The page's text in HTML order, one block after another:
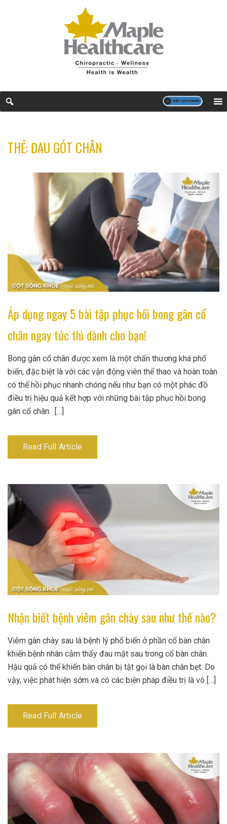
THẺ:ĐAU GÓT CHÂN
Áp dụng ngay 5 bài tập phục hồi bong gân cổ
chân ngay tức thì dành cho bạn!
Bong gân cổ chân được xem là một chấn thương khá phổ
biến, đặc biệt là với các vận động viên thể thao và hoàn toàn
có thể hồi phục nhanh chóng nếu như bạn có một phác đồ
điều trị hiệu quả kết hợp với những bài tập phục hồi bong
gân cổ chân. […]
Read Full Article
Nhận biết bệnh viêm gân chày sau như thế nào?
Viêm gân chày sau là bệnh lý phổ biến ở phần cổ bàn chân
khiến bệnh nhân cảm thấy đau mặt sau trong cổ bàn chân.
Hậu quả có thể khiến bàn chân bị tật gọi là bàn chân bẹt. Do
vậy, việc phát hiện sớm và có các biện pháp điều trị là vô […]
Read Full Article